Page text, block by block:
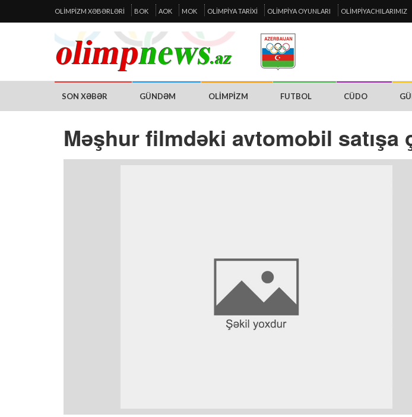
OLIMPIZM XƏBƏRLƏRI BOK AOK MOK OLIMPIYA TARIXI OLIMPIYA OYUNLARI OLIMPIYACHILARIMIZ
SON XƏBƏR GÜNDƏM OLIMPIZM FUTBOL CÜDO
Məşhur filmdəki avtomobil satışa